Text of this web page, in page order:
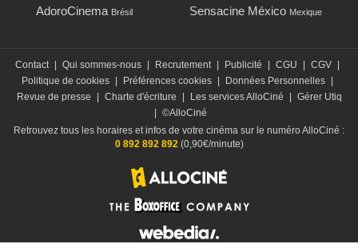
AdoroCinema Brésil Sensacine México Mexique
Contact Qui sommes-nous Recrutement Publicité CGU CGV
Politique de cookies
Préférences cookies Données Personnelles
Revue de presse
Charte d'écriture Les services AlloCiné
Gérer Utiq
©AlloCiné
Retrouvez tous les horaires et infos de votre cinéma sur le numéro AlloCiné :
0 892 892 892(0,90€/minute)